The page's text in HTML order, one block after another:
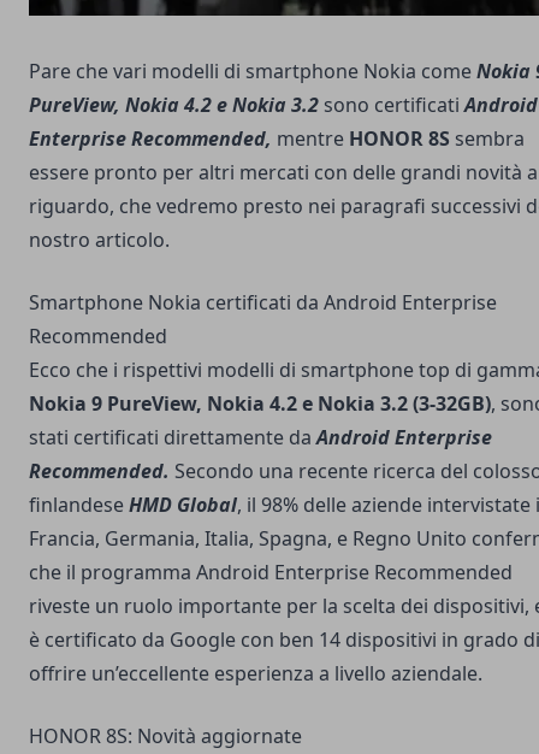
Pare che vari modelli di smartphone Nokia comeNokia
PureView, Nokia 4.2 e Nokia 3.2 sono certificatiAndroid
Enterprise Recommended, mentre HONOR 8S sembra
essere pronto per altri mercati con delle grandi novità
riguardo, che vedremo presto nei paragrafi successivi
nostro articolo.
Smartphone Nokia certificati da Android Enterprise
Recommended
Ecco che i rispettivi modelli di smartphone top di
Nokia 9 PureView, Nokia 4.2 e Nokia 3.2 (3-32GB),
stati certificati direttamente daAndroid Enterprise
Recommended. Secondo una recente ricerca del
finlandeseHMD Global, il 98% delle aziende intervistate
Francia, Germania, Italia, Spagna, e Regno Unito
che il programma Android Enterprise Recommended
riveste un ruolo importante per la scelta dei dispositivi,
è certificato da Google con ben 14 dispositivi in grado di
offrire un’eccellente esperienza a livello aziendale.
HONOR 8S: Novità aggiornate